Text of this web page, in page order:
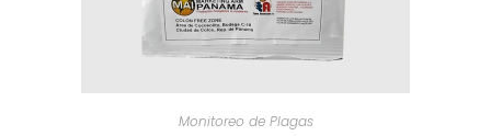
Monitoreo de Plagas